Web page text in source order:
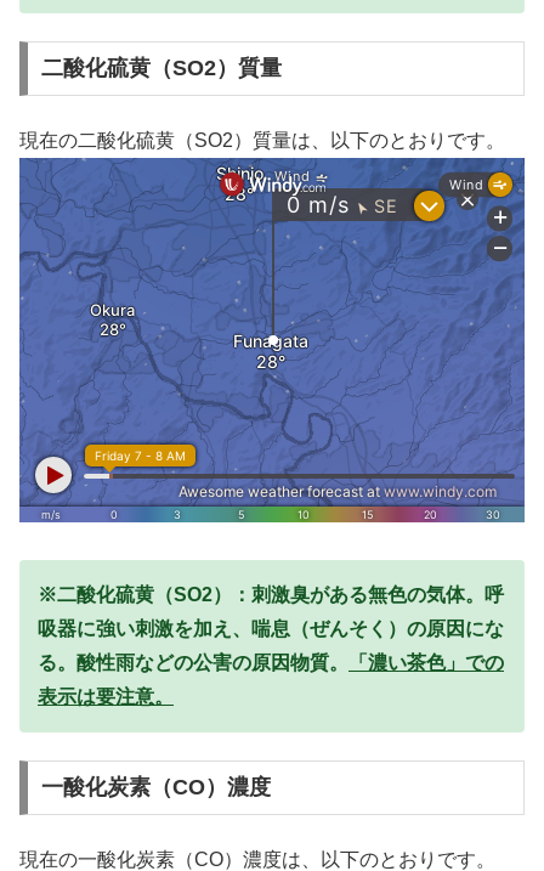
二酸化硫黄（SO2）質量
現在の二酸化硫黄（SO2）質量は、以下のとおりです。
※二酸化硫黄（SO2）：刺激臭がある無色の気体。呼
吸器に強い刺激を加え、喘息（ぜんそく）の原因にな
る。酸性雨などの公害の原因物質。
「濃い茶色」での
表示は要注意。
一酸化炭素（CO）濃度
現在の一酸化炭素（CO）濃度は、以下のとおりです。